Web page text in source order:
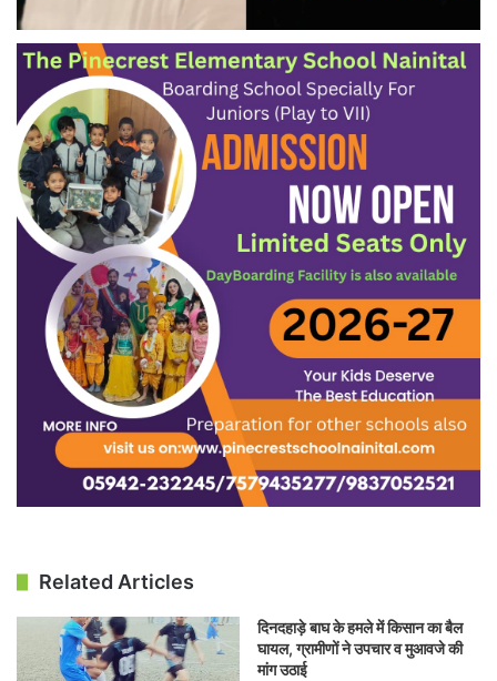
Related Articles
दिनदहाड़े बाघ के हमले में किसान का बैल
घायल, ग्रामीणों ने उपचार व मुआवजे की
मांग उठाई